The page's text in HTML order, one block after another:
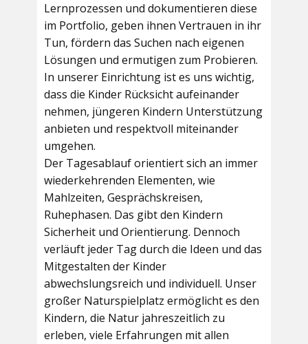
Lernprozessen und dokumentieren diese
im Portfolio, geben ihnen Vertrauen in ihr
Tun, fördern das Suchen nach eigenen
Lösungen und ermutigen zum Probieren.
In unserer Einrichtung ist es uns wichtig,
dass die Kinder Rücksicht aufeinander
nehmen, jüngeren Kindern Unterstützung
anbieten und respektvoll miteinander
umgehen.
Der Tagesablauf orientiert sich an immer
wiederkehrenden Elementen, wie
Mahlzeiten, Gesprächskreisen,
Ruhephasen. Das gibt den Kindern
Sicherheit und Orientierung. Dennoch
verläuft jeder Tag durch die Ideen und das
Mitgestalten der Kinder
abwechslungsreich und individuell. Unser
großer Naturspielplatz ermöglicht es den
Kindern, die Natur jahreszeitlich zu
erleben, viele Erfahrungen mit allen